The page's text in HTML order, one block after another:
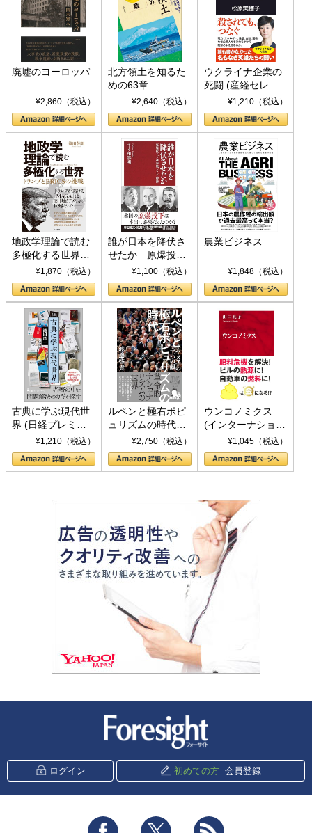
廃墟のヨーロッパ
¥2,860（税込）
北方領土を知るた
めの63章
¥2,640（税込）
ウクライナ企業の
死闘 (産経セレク
ト S 039)¥1,210（税込）
地政学理論で読む
多極化する世界：
トランプとBRICS
の挑戦
¥1,870（税込）
誰が日本を降伏さ
せたか 原爆投
下、ソ連参戦、そ
して聖断 (PHP新
書)
¥1,100（税込）
農業ビジネス
¥1,848（税込）
古典に学ぶ現代世
界 (日経プレミア
シリーズ)¥1,210（税込）
ルペンと極右ポピ
ュリズムの時代：
〈ヤヌス〉の二つ
の顔
¥2,750（税込）
ウンコノミクス
(インターナショナ
ル新書)¥1,045（税込）
ログイン 初めての方 会員登録
Facebook Twitter